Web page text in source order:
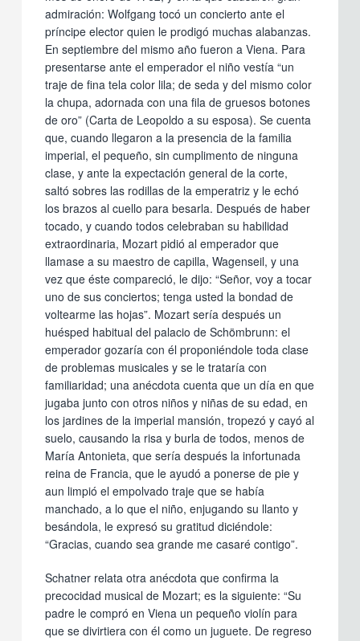
admiración: Wolfgang tocó un concierto ante el
príncipe elector quien le prodigó muchas alabanzas.
En septiembre del mismo año fueron a Viena. Para
presentarse ante el emperador el niño vestía “un
traje de fina tela color lila; de seda y del mismo color
la chupa, adornada con una fila de gruesos botones
de oro” (Carta de Leopoldo a su esposa). Se cuenta
que, cuando llegaron a la presencia de la familia
imperial, el pequeño, sin cumplimento de ninguna
clase, y ante la expectación general de la corte,
saltó sobres las rodillas de la emperatriz y le echó
los brazos al cuello para besarla. Después de haber
tocado, y cuando todos celebraban su habilidad
extraordinaria, Mozart pidió al emperador que
llamase a su maestro de capilla, Wagenseil, y una
vez que éste compareció, le dijo: “Señor, voy a tocar
uno de sus conciertos; tenga usted la bondad de
voltearme las hojas”. Mozart sería después un
huésped habitual del palacio de Schömbrunn: el
emperador gozaría con él proponiéndole toda clase
de problemas musicales y se le trataría con
familiaridad; una anécdota cuenta que un día en que
jugaba junto con otros niños y niñas de su edad, en
los jardines de la imperial mansión, tropezó y cayó al
suelo, causando la risa y burla de todos, menos de
María Antonieta, que sería después la infortunada
reina de Francia, que le ayudó a ponerse de pie y
aun limpió el empolvado traje que se había
manchado, a lo que el niño, enjugando su llanto y
besándola, le expresó su gratitud diciéndole:
“Gracias, cuando sea grande me casaré contigo”.
Schatner relata otra anécdota que confirma la
precocidad musical de Mozart; es la siguiente: “Su
padre le compró en Viena un pequeño violín para
que se divirtiera con él como un juguete. De regreso